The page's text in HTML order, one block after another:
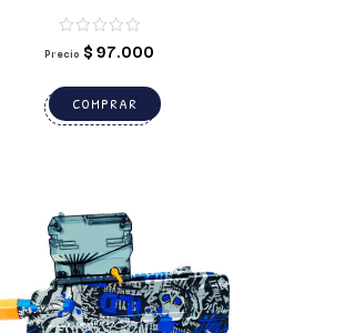
WATER BOMB
Precio $97.000
COMPRAR